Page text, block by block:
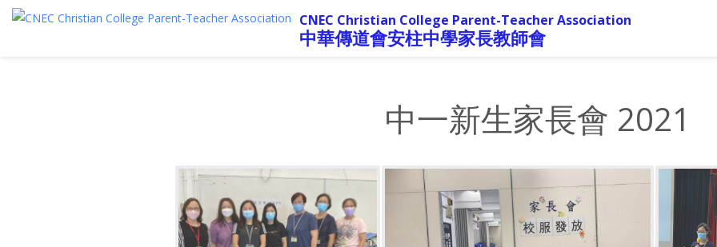
CNEC Christian College Parent-Teacher Association
中華傳道會安柱中學家長教師會
中一新生家長會 2021